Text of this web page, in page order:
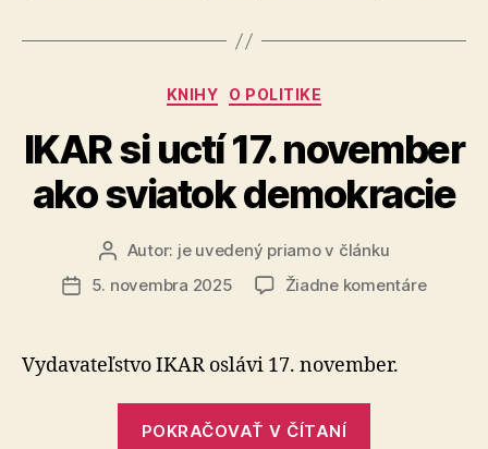
Kategórie
KNIHY O POLITIKE
IKAR si uctí 17. november
ako sviatok demokracie
AutorAutor: je uvedený priamo v článku
Dátum5. novembra 2025 Žiadne komentárena
Vydavateľstvo IKAR oslávi 17. november.
POKRAČOVAŤ V ČÍTANÍ